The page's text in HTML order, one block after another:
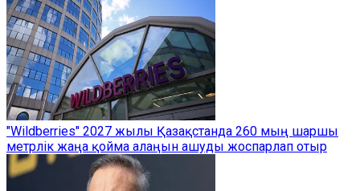
"Wildberries" 2027 жылы Қазақстанда 260 мың шаршы
метрлік жаңа қойма алаңын ашуды жоспарлап отыр